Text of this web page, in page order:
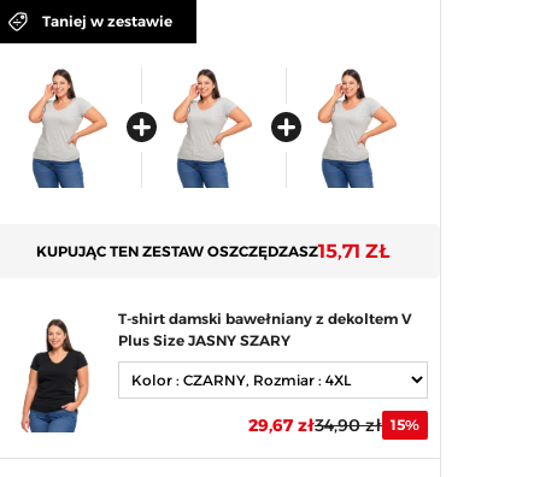
Taniej w zestawie
KUPUJĄC TEN ZESTAW OSZCZĘDZASZ15,71 ZŁ
T-shirt damski bawełniany z dekoltem V
Plus Size JASNY SZARY
29,67 zł34,90 zł 15%